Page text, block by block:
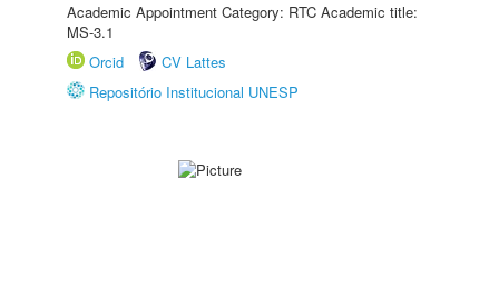
Academic Appointment Category: RTC Academic title:
MS-3.1
Orcid
CV Lattes
Repositório Institucional UNESP